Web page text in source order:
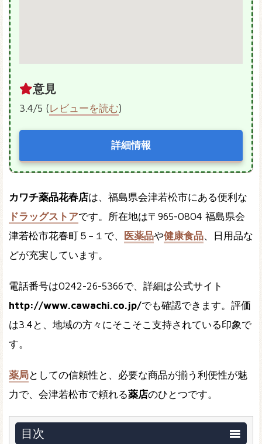
意見
3.4/5 (レビューを読む)
詳細情報
カワチ薬品花春店は、福島県会津若松市にある便利な
ドラッグストアです。所在地は〒965-0804 福島県会
津若松市花春町５−１で、
医薬品や健康食品、日用品な
どが充実しています。
電話番号は0242-26-5366で、詳細は公式サイト
http://www.cawachi.co.jp/でも確認できます。評価
は3.4と、地域の方々にそこそこ支持されている印象で
す。
薬局としての信頼性と、必要な商品が揃う利便性が魅
力で、会津若松市で頼れる薬店のひとつです。
目次